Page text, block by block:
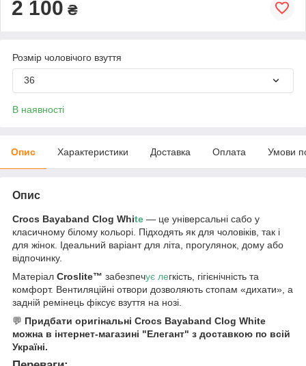
2 100 ₴
Розмір чоловічого взуття
36
В наявності
Опис Характеристики Доставка Оплата Умови
Опис
Crocs Bayaband Clog White — це універсальні сабо у
класичному білому кольорі. Підходять як для чоловіків, так і
для жінок. Ідеальний варіант для літа, прогулянок, дому або
відпочинку.
Матеріал Croslite™ забезпечує легкість, гігієнічність та
комфорт. Вентиляційні отвори дозволяють стопам «дихати», а
задній ремінець фіксує взуття на нозі.
💬 Придбати оригінальні Crocs Bayaband Clog White
можна в інтернет-магазині "Елегант" з доставкою по всій
Україні.